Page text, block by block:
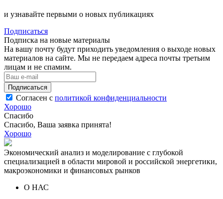
и узнавайте первыми о новых публикациях
Подписаться
Подписка на новые материалы
На вашу почту будут приходить уведомления о выходе новых
материалов на сайте. Мы не передаем адреса почты третьим
лицам и не спамим.
Подписаться
Согласен с политикой конфиденциальности
Хорошо
Спасибо
Спасибо, Ваша заявка принята!
Хорошо
Экономический анализ и моделирование с глубокой
специализацией в области мировой и российской энергетики,
макроэкономики и финансовых рынков
О НАС